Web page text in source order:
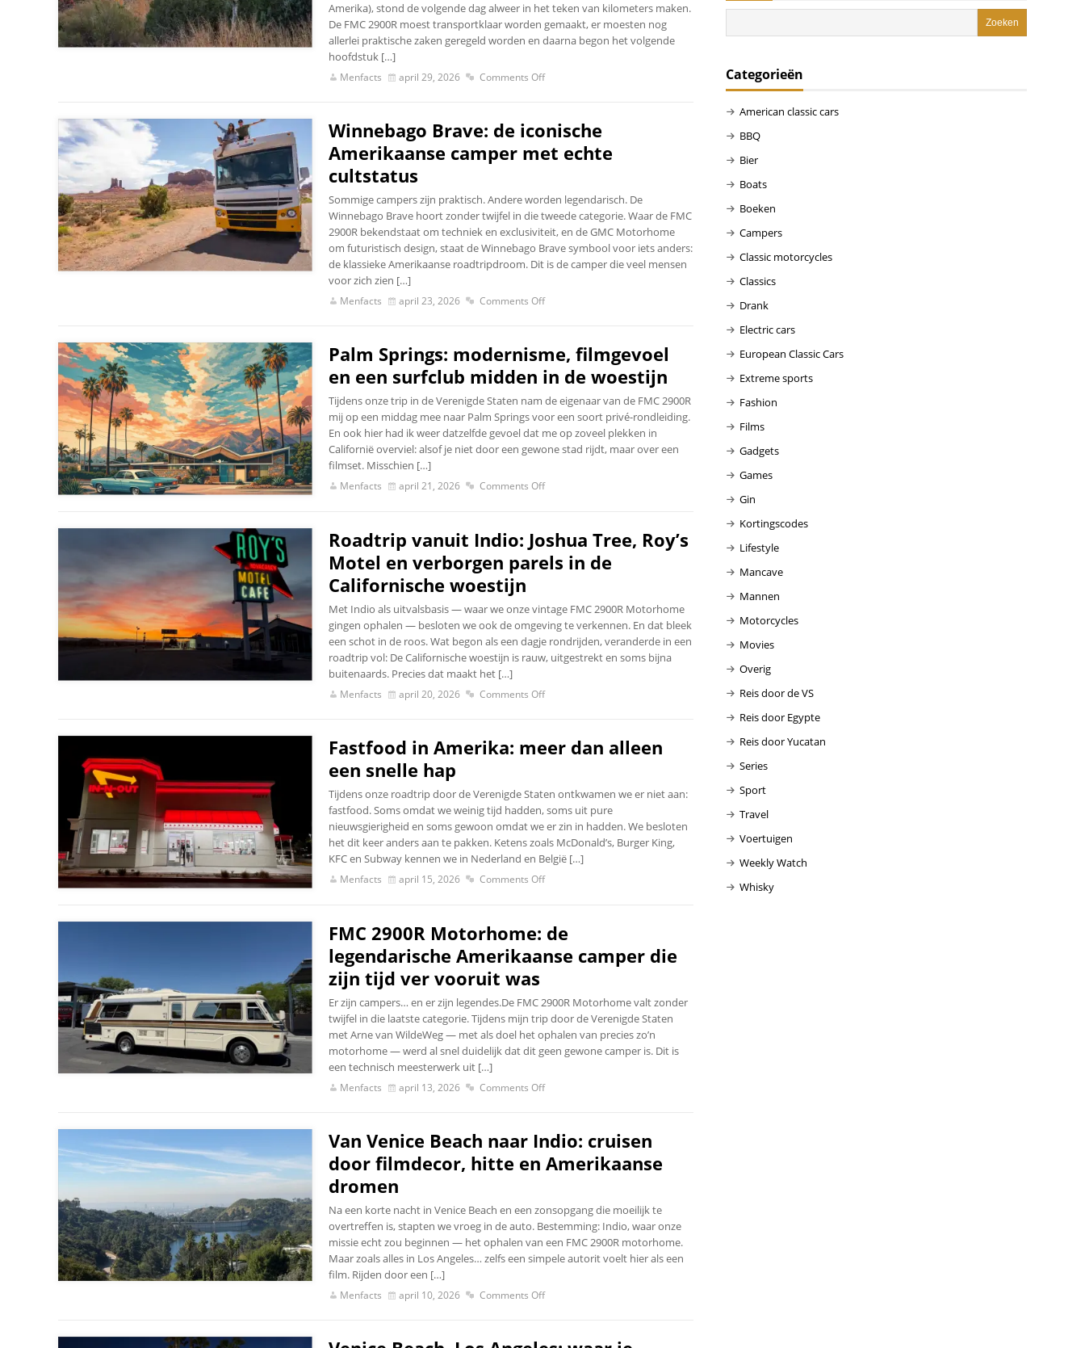
Amerika), stond de volgende dag alweer in het teken van kilometers maken.
De FMC 2900R moest transportklaar worden gemaakt, er moesten nog
allerlei praktische zaken geregeld worden en daarna begon het volgende
hoofdstuk […]
Menfacts april 29, 2026 Comments Off
Winnebago Brave: de iconische
Amerikaanse camper met echte
cultstatus
Sommige campers zijn praktisch. Andere worden legendarisch. De
Winnebago Brave hoort zonder twijfel in die tweede categorie. Waar de FMC
2900R bekendstaat om techniek en exclusiviteit, en de GMC Motorhome
om futuristisch design, staat de Winnebago Brave symbool voor iets anders:
de klassieke Amerikaanse roadtripdroom. Dit is de camper die veel mensen
voor zich zien […]
Menfacts april 23, 2026 Comments Off
Palm Springs: modernisme, filmgevoel
en een surfclub midden in de woestijn
Tijdens onze trip in de Verenigde Staten nam de eigenaar van de FMC 2900R
mij op een middag mee naar Palm Springs voor een soort privé-rondleiding.
En ook hier had ik weer datzelfde gevoel dat me op zoveel plekken in
Californië overviel: alsof je niet door een gewone stad rijdt, maar over een
filmset. Misschien […]
Menfacts april 21, 2026 Comments Off
Roadtrip vanuit Indio: Joshua Tree, Roy’s
Motel en verborgen parels in de
Californische woestijn
Met Indio als uitvalsbasis — waar we onze vintage FMC 2900R Motorhome
gingen ophalen — besloten we ook de omgeving te verkennen. En dat bleek
een schot in de roos. Wat begon als een dagje rondrijden, veranderde in een
roadtrip vol: De Californische woestijn is rauw, uitgestrekt en soms bijna
buitenaards. Precies dat maakt het […]
Menfacts april 20, 2026 Comments Off
Fastfood in Amerika: meer dan alleen
een snelle hap
Tijdens onze roadtrip door de Verenigde Staten ontkwamen we er niet aan:
fastfood. Soms omdat we weinig tijd hadden, soms uit pure
nieuwsgierigheid en soms gewoon omdat we er zin in hadden. We besloten
het dit keer anders aan te pakken. Ketens zoals McDonald’s, Burger King,
KFC en Subway kennen we in Nederland en België […]
Menfacts april 15, 2026 Comments Off
FMC 2900R Motorhome: de
legendarische Amerikaanse camper die
zijn tijd ver vooruit was
Er zijn campers… en er zijn legendes.De FMC 2900R Motorhome valt zonder
twijfel in die laatste categorie. Tijdens mijn trip door de Verenigde Staten
met Arne van WildeWeg — met als doel het ophalen van precies zo’n
motorhome — werd al snel duidelijk dat dit geen gewone camper is. Dit is
een technisch meesterwerk uit […]
Menfacts april 13, 2026 Comments Off
Van Venice Beach naar Indio: cruisen
door filmdecor, hitte en Amerikaanse
dromen
Na een korte nacht in Venice Beach en een zonsopgang die moeilijk te
overtreffen is, stapten we vroeg in de auto. Bestemming: Indio, waar onze
missie echt zou beginnen — het ophalen van een FMC 2900R motorhome.
Maar zoals alles in Los Angeles… zelfs een simpele autorit voelt hier als een
film. Rijden door een […]
Menfacts april 10, 2026 Comments Off
Categorieën
American classic cars
BBQ
Bier
Boats
Boeken
Campers
Classic motorcycles
Classics
Drank
Electric cars
European Classic Cars
Extreme sports
Fashion
Films
Gadgets
Games
Gin
Kortingscodes
Lifestyle
Mancave
Mannen
Motorcycles
Movies
Overig
Reis door de VS
Reis door Egypte
Reis door Yucatan
Series
Sport
Travel
Voertuigen
Weekly Watch
Whisky